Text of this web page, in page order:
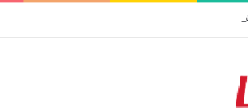
جدید دانشمندان: برخی باکتری‌های دهان می‌توانند خطر